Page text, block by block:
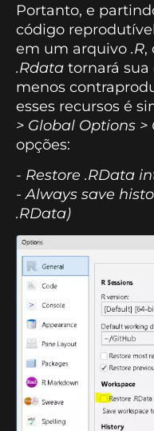
Portanto, e
código
em um arquivo .R,
.Rdata tornará
menos
esses recursos é
> Global Options >
opções:
- Restore .RData
- Always save
.RData)